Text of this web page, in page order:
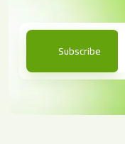
Subscribe